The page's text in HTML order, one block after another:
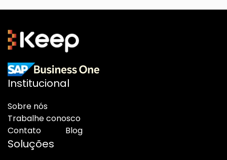
Institucional
Sobre nós
Trabalhe conosco
Contato
Blog
Soluções